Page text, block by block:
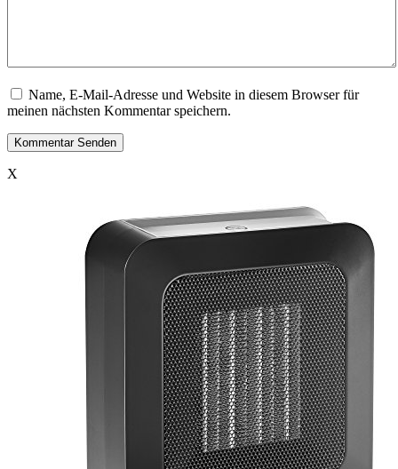
Name, E-Mail-Adresse und Website in diesem Browser für
meinen nächsten Kommentar speichern.
X